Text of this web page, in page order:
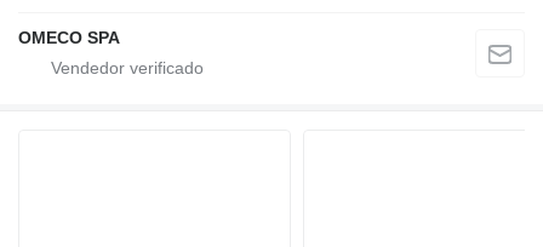
OMECO SPA